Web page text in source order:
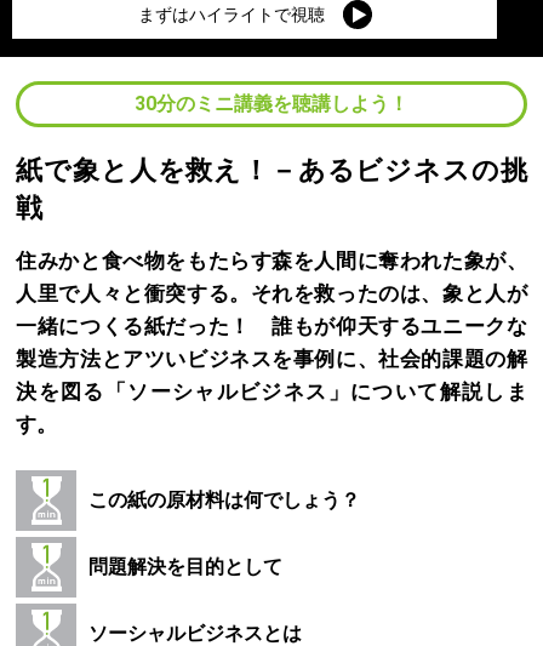
まずはハイライトで視聴
30分のミニ講義を聴講しよう！
紙で象と人を救え！－あるビジネスの挑
戦
住みかと食べ物をもたらす森を人間に奪われた象が、
人里で人々と衝突する。それを救ったのは、象と人が
一緒につくる紙だった！ 誰もが仰天するユニークな
製造方法とアツいビジネスを事例に、社会的課題の解
決を図る「ソーシャルビジネス」について解説しま
す。
この紙の原材料は何でしょう？
問題解決を目的として
ソーシャルビジネスとは